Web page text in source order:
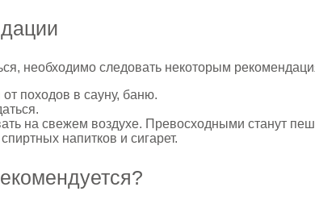
необходимо следовать некоторым
от походов в сауну, баню.
на свежем воздухе. Превосходными станут
напитков и сигарет.